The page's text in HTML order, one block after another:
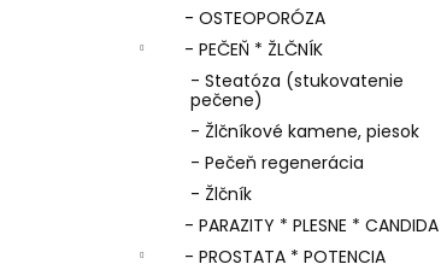
- OSTEOPORÓZA
- PEČEŇ * ŽLČNÍK
- Steatóza (stukovatenie
pečene)
- Žlčníkové kamene, piesok
- Pečeň regenerácia
- Žlčník
- PARAZITY * PLESNE * CANDIDA
- PROSTATA * POTENCIA